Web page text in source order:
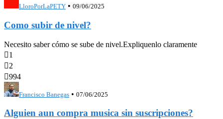
LloroPorLaPETY • 09/06/2025
Como subir de nivel?
Necesito saber cómo se sube de nivel.Expliquenlo claramente
1
2
994
Francisco Banegas • 07/06/2025
Alguien aun compra musica sin suscripciones?